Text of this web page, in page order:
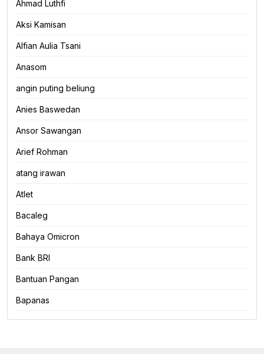
Ahmad Luthfi
Aksi Kamisan
Alfian Aulia Tsani
Anasom
angin puting beliung
Anies Baswedan
Ansor Sawangan
Arief Rohman
atang irawan
Atlet
Bacaleg
Bahaya Omicron
Bank BRI
Bantuan Pangan
Bapanas